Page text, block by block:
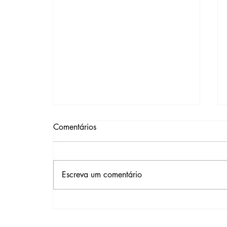
Comentários
Escreva um comentário